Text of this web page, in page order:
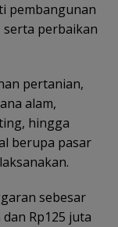
pembangunan
serta perbaikan
pertanian,
alam,
hingga
berupa pasar
sebesar
Rp125 juta